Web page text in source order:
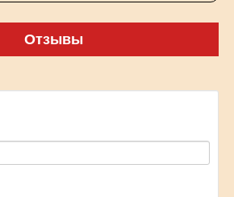
Отзывы